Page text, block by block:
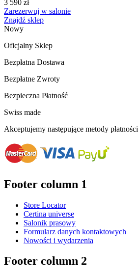
3 590 zł
Zarezerwuj w salonie
Znajdź sklep
Nowy
Oficjalny Sklep
Bezpłatna Dostawa
Bezpłatne Zwroty
Bezpieczna Płatność
Swiss made
Akceptujemy następujące metody płatności
Footer column 1
Store Locator
Certina universe
Salonik prasowy
Formularz danych kontaktowych
Nowości i wydarzenia
Footer column 2